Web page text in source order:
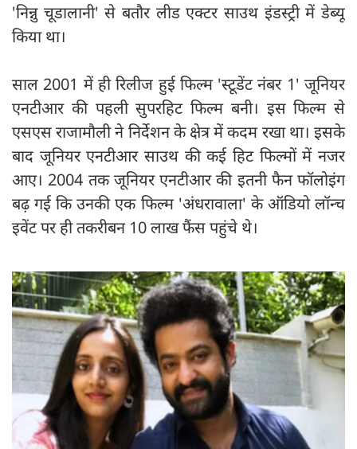
'निन्नु चूडालानी' से बतौर लीड एक्टर साउथ इंडस्ट्री में डेब्यू
किया था।
साल 2001 में ही रिलीज हुई फिल्म 'स्टूडेंट नंबर 1' जूनियर
एनटीआर की पहली सुपरहिट फिल्म बनी। इस फिल्म से
एसएस राजामौली ने निर्देशन के क्षेत्र में कदम रखा था। इसके
बाद जूनियर एनटीआर साउथ की कई हिट फिल्मों में नजर
आए। 2004 तक जूनियर एनटीआर की इतनी फैन फॉलोइंग
बढ़ गई कि उनकी एक फिल्म 'अंधरावाला' के ऑडियो लॉन्च
इवेंट पर ही तकरीबन 10 लाख फैंस पहुंचे थे।